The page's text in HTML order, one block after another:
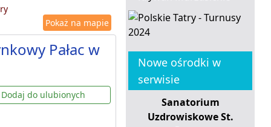
Pokaż na mapie
Pałac w
Dodaj do ulubionych
Nowe ośrodki w
serwisie
Sanatorium
Uzdrowiskowe St.